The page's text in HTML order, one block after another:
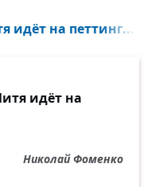
идёт на петтинг...
идёт на
Николай Фоменко